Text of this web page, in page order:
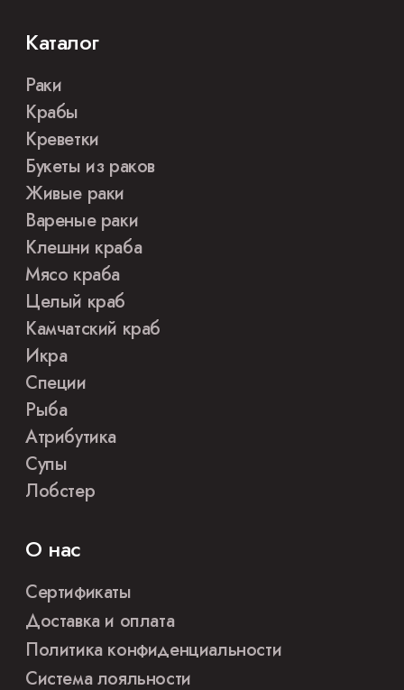
Каталог
Раки
Крабы
Креветки
Букеты из раков
Живые раки
Вареные раки
Клешни краба
Мясо краба
Целый краб
Камчатский краб
Икра
Специи
Рыба
Атрибутика
Супы
Лобстер
О нас
Сертификаты
Доставка и оплата
Политика конфиденциальности
Система лояльности